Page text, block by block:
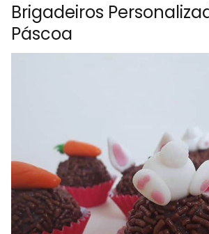
Brigadeiros
Páscoa